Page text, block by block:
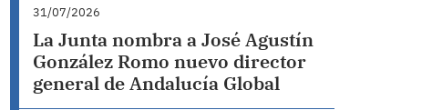
31/07/2026
La Junta nombra a José Agustín
González Romo nuevo director
general de Andalucía Global